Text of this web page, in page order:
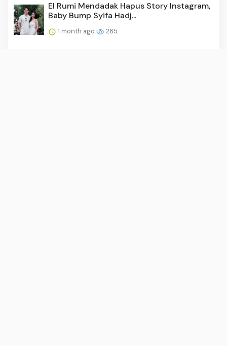
El Rumi Mendadak Hapus Story Instagram,
Baby Bump Syifa Hadj...
1 month ago 265